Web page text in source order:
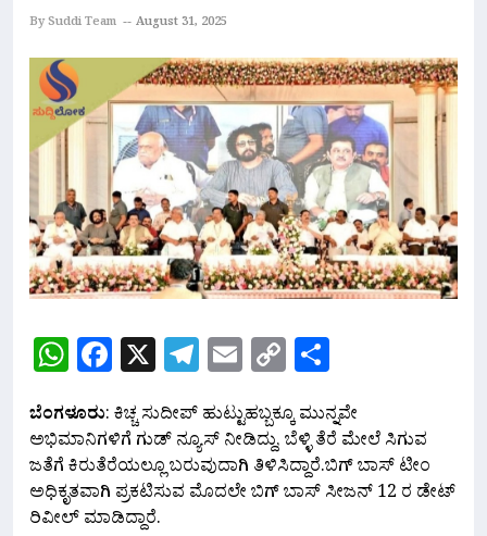
By Suddi Team August 31, 2025
WhatsApp
Facebook
X Telegram
Email
Copy
Link
ಬೆಂಗಳೂರು: ಕಿಚ್ಚ ಸುದೀಪ್ ಹುಟ್ಟುಹಬ್ಬಕ್ಕೂ ಮುನ್ನವೇ
ಅಭಿಮಾನಿಗಳಿಗೆ ಗುಡ್ ನ್ಯೂಸ್ ನೀಡಿದ್ದು, ಬೆಳ್ಳಿ ತೆರೆ ಮೇಲೆ ಸಿಗುವ
ಜತೆಗೆ ಕಿರುತೆರೆಯಲ್ಲೂ ಬರುವುದಾಗಿ ತಿಳಿಸಿದ್ದಾರೆ.ಬಿಗ್ ಬಾಸ್ ಟೀಂ
ಅಧಿಕೃತವಾಗಿ ಪ್ರಕಟಿಸುವ ಮೊದಲೇ ಬಿಗ್ ಬಾಸ್ ಸೀಜನ್ 12 ರ ಡೇಟ್
ರಿವೀಲ್ ಮಾಡಿದ್ದಾರೆ.